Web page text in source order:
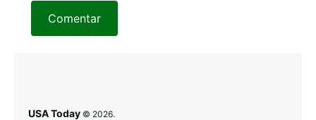
Comentar
USA Today © 2026.